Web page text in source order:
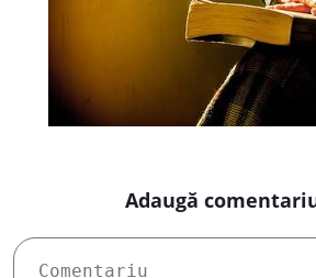
Adaugă